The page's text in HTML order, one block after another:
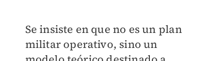
Se insiste en que no es un plan
militar operativo, sino un